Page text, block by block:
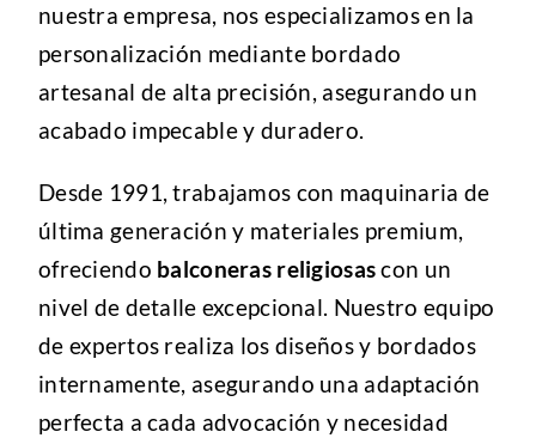
nuestra empresa, nos especializamos en la
personalización mediante bordado
artesanal de alta precisión, asegurando un
acabado impecable y duradero.
Desde 1991, trabajamos con maquinaria de
última generación y materiales premium,
ofreciendo balconeras religiosascon un
nivel de detalle excepcional. Nuestro equipo
de expertos realiza los diseños y bordados
internamente, asegurando una adaptación
perfecta a cada advocación y necesidad